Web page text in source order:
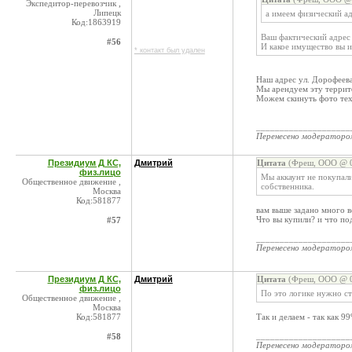
Экспедитор-перевозчик ,
Липецк
Код:1863919
#56
* контакт был удален
а имеем физический
Ваш фактический
И какое имущество вы
Наш адрес ул.
Мы арендуем эту
Можем скинуть фото
Перенесено
Президиум Д КС,
физ.лицо
Общественное движение ,
Москва
Код:581877
#57
Дмитрий Цитата (Фреш, ООО @
Мы аккаунт не
собственника.
вам выше задано много
Что вы купили? и что
Перенесено
Президиум Д КС,
физ.лицо
Общественное движение ,
Москва
Код:581877
#58
Дмитрий Цитата (Фреш, ООО @
По это логике нужно
Так и делаем - так как
Перенесено